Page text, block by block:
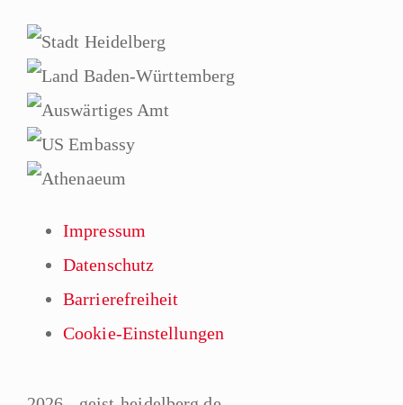
Impressum
Datenschutz
Barrierefreiheit
Cookie-Einstellungen